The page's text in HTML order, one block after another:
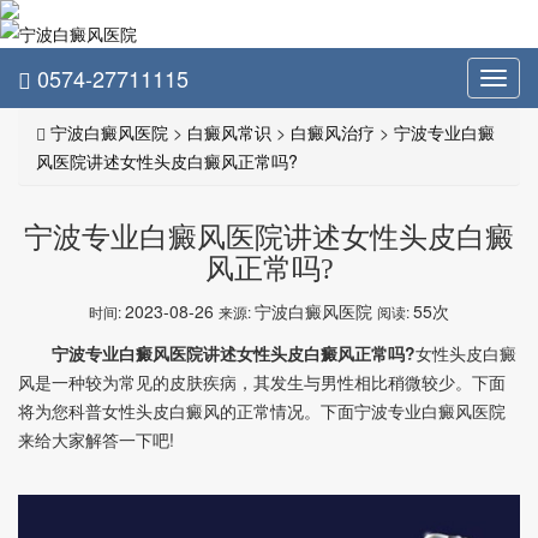
0574-27711115
宁波白癜风医院 > 白癜风常识 > 白癜风治疗 > 宁波专业白癜
风医院讲述女性头皮白癜风正常吗?
宁波专业白癜风医院讲述女性头皮白癜
风正常吗?
时间:2023-08-26 来源:宁波白癜风医院 阅读:55次
宁波专业白癜风医院讲述女性头皮白癜风正常吗?女性头皮白癜
风是一种较为常见的皮肤疾病，其发生与男性相比稍微较少。下面
将为您科普女性头皮白癜风的正常情况。下面宁波专业白癜风医院
来给大家解答一下吧!